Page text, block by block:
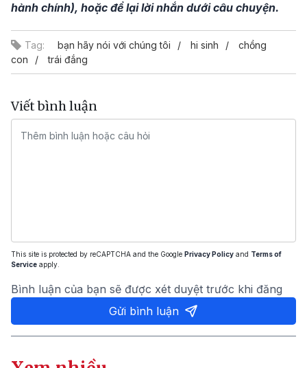
hành chính), hoặc để lại lời nhắn dưới câu chuyện.
Tag: bạn hãy nói với chúng tôi hi sinh
chồng
con
trái đắng
Viết bình luận
This site is protected by reCAPTCHA and the Google Privacy Policy and Terms of
Service apply.
Bình luận của bạn sẽ được xét duyệt trước khi đăng
Gửi bình luận